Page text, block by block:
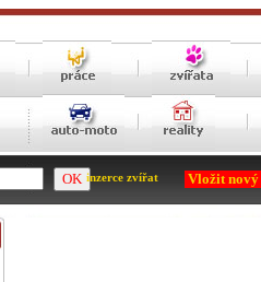
inzerce zvířat Vložit